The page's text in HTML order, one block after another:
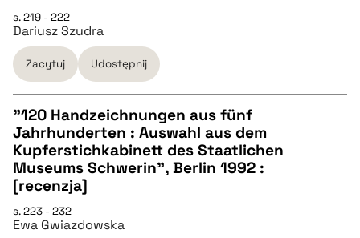
pobierz cytat
BIBTEX
pobierz cytat
s. 219 - 222
Dariusz Szudra
Zacytuj Udostępnij
CZYSTY TEKST
pobierz cytat
"120 Handzeichnungen aus fünf
Jahrhunderten : Auswahl aus dem
Kupferstichkabinett des Staatlichen
Museums Schwerin", Berlin 1992 :
[recenzja]
s. 223 - 232
Ewa Gwiazdowska